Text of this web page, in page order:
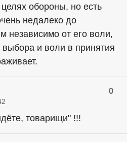
обороны, но есть
недалеко до
независимо от его воли,
выбора и воли в принятия
0
товарищи" !!!